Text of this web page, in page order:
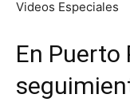
Videos Especiales
En Puerto